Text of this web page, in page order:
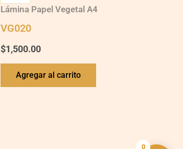
Lámina Papel Vegetal A4
VG020
$1,500.00
Agregar al carrito
0